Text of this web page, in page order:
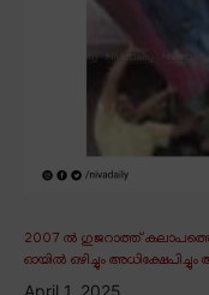
2007 ൽ ഗുജറാത്ത് കലാപത്തെ
ഓയിൽ ഒഴിച്ചും